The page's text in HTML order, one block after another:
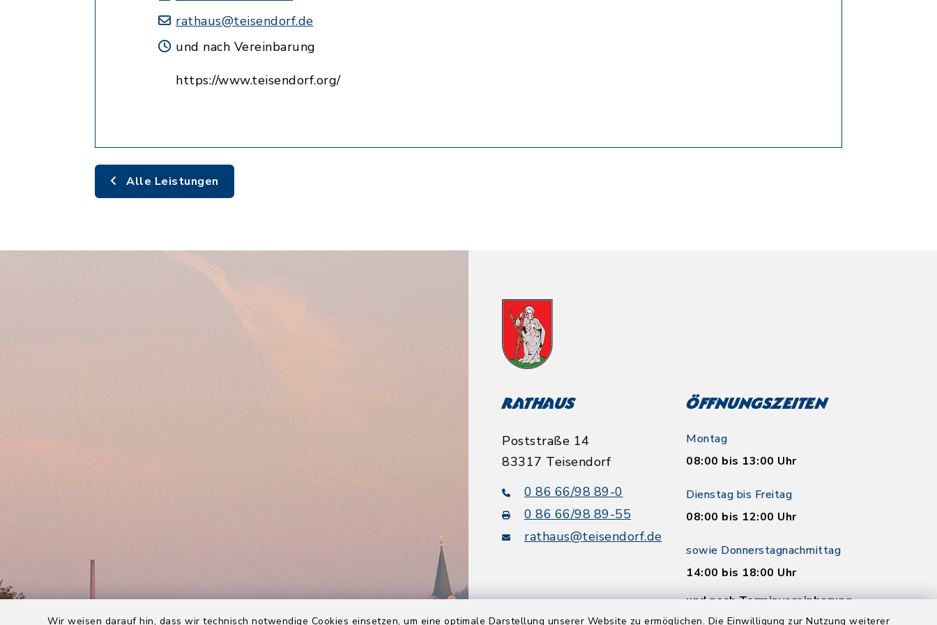
Wir weisen darauf hin, dass wir technisch notwendige Cookies einsetzen, um eine optimale Darstellung unserer Website zu ermöglichen. Die Einwilligung zur Nutzung weiterer
rathaus@teisendorf.de
und nach Vereinbarung
https://www.teisendorf.org/
Alle Leistungen
Rathaus
Poststraße 14
83317 Teisendorf
0 86 66/98 89-0
0 86 66/98 89-55
rathaus@teisendorf.de
Öffnungszeiten
Montag
08:00 bis 13:00 Uhr
Dienstag bis Freitag
08:00 bis 12:00 Uhr
sowie Donnerstagnachmittag
14:00 bis 18:00 Uhr
und nach Terminvereinbarung